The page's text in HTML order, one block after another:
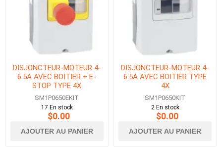
DISJONCTEUR-MOTEUR 4-
6.5A AVEC BOITIER + E-
STOP TYPE 4X
SM1P0650EKIT
17 En stock
$0.00
AJOUTER AU PANIER
DISJONCTEUR-MOTEUR 4-
6.5A AVEC BOITIER TYPE
4X
SM1P0650KIT
2 En stock
$0.00
AJOUTER AU PANIER